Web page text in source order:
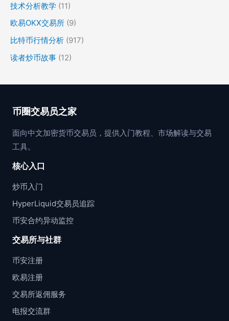
技术分析教学 (11)
欧易OKX交易所 (9)
比特币行情分析 (917)
读者炒币故事 (12)
币圈交易员之家
面向中文加密货币交易员，提供入门教程、市场解读与交易
工具。
核心入口
炒币入门
HyperLiquid交易员追踪
币安合约异动监控
交易所与社群
币安注册
欧易注册
交易所返佣服务
电报交流群